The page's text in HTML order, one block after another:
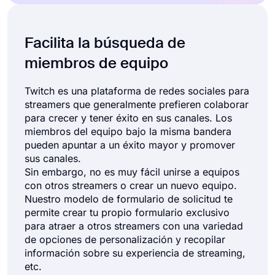
Facilita la búsqueda de
miembros de equipo
Twitch es una plataforma de redes sociales para
streamers que generalmente prefieren colaborar
para crecer y tener éxito en sus canales. Los
miembros del equipo bajo la misma bandera
pueden apuntar a un éxito mayor y promover
sus canales.
Sin embargo, no es muy fácil unirse a equipos
con otros streamers o crear un nuevo equipo.
Nuestro modelo de formulario de solicitud te
permite crear tu propio formulario exclusivo
para atraer a otros streamers con una variedad
de opciones de personalización y recopilar
información sobre su experiencia de streaming,
etc.